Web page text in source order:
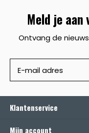
Meld je aan
Ontvang de
Klantenservice
Mijn account